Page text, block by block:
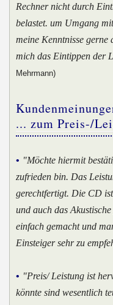
Rechner nicht durch
belastet. um Umgang
meine Kenntnisse
mich das Eintippen der
Mehrmann)
... zum Preis-/
• "Möchte hiermit
zufrieden bin. Das
gerechtfertigt. Die CD
und auch das
einfach gemacht und
Einsteiger sehr zu
• "Preis/ Leistung ist
könnte sind wesentlich